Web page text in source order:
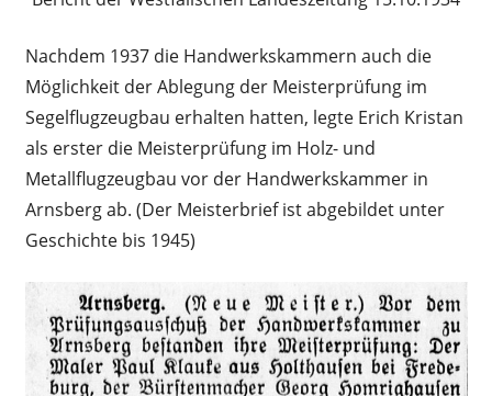
Nachdem 1937 die Handwerkskammern auch die
Möglichkeit der Ablegung der Meisterprüfung im
Segelflugzeugbau erhalten hatten, legte Erich Kristan
als erster die Meisterprüfung im Holz- und
Metallflugzeugbau vor der Handwerkskammer in
Arnsberg ab. (Der Meisterbrief ist abgebildet unter
Geschichte bis 1945)